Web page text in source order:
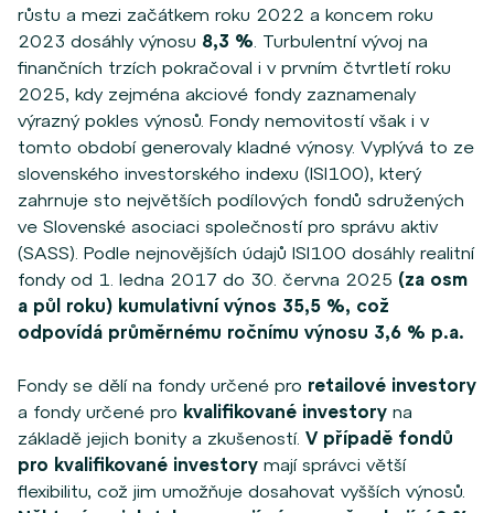
růstu a mezi začátkem roku 2022 a koncem roku
2023 dosáhly výnosu 8,3 % . Turbulentní vývoj na
finančních trzích pokračoval i v prvním čtvrtletí roku
2025, kdy zejména akciové fondy zaznamenaly
výrazný pokles výnosů. Fondy nemovitostí však i v
tomto období generovaly kladné výnosy. Vyplývá to ze
slovenského investorského indexu (ISI100), který
zahrnuje sto největších podílových fondů sdružených
ve Slovenské asociaci společností pro správu aktiv
(SASS). Podle nejnovějších údajů ISI100 dosáhly realitní
fondy od 1. ledna 2017 do 30. června 2025 (za osm
a půl roku) kumulativní výnos 35,5 %, což
odpovídá průměrnému ročnímu výnosu 3,6 % p.a.
Fondy se dělí na fondy určené pro retailové investory
a fondy určené pro kvalifikované investory na
základě jejich bonity a zkušeností. V případě fondů
pro kvalifikované investory mají správci větší
flexibilitu, což jim umožňuje dosahovat vyšších výnosů.